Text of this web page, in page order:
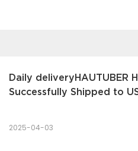
Daily deliveryHAUTUBER
Successfully Shipped to
2025-04-03